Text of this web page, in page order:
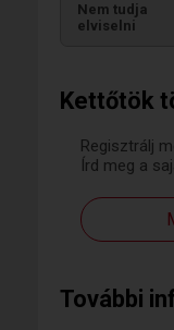
Kettőtök
Regisztrálj
Írd meg a
További
Nem tudja
elviselni